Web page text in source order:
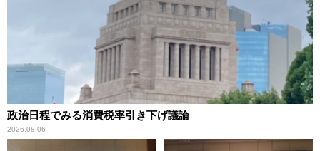
政治日程でみる消費税率引き下げ議論
2026.08.06